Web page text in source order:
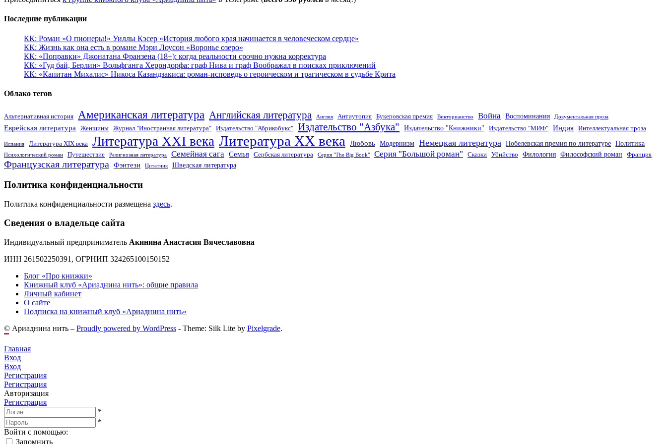
Последние публикации
КК: Роман «О пионеры!» Уиллы Кэсер «История любого края начинается в человеческом сердце»
КК: Жизнь как она есть в романе Мэри Лоусон «Воронье озеро»
КК: «Поправки» Джонатана Франзена (18+): когда реальности срочно нужна корректура
КК: «Гуд бай, Берлин» Вольфганга Херрндорфа: граф Нива и граф Воображал в поисках приключений
КК: «Капитан Михалис» Никоса Казандзакиса: роман-исповедь о героическом и трагическом в судьбе Крита
Облако тегов
Альтернативная история Американская литература Английская литература Англия Антиутопия Букеровская премия Викторианство Война Воспоминания Документальная проза
Еврейская литература Женщины Журнал "Иностранная литература" Издательство "Абрикобукс" Издательство "Азбука" Издательство "Книжники" Издательство "МИФ" Индия Интеллектуальная проза
Испания Литература XIX века Литература XXI века Литература XX века Любовь Модернизм Немецкая литература Нобелевская премия по литературе Политика
Психологический роман Путешествие Религиозная литература Семейная сага Семья Сербская литература Серия "The Big Book" Серия "Большой роман" Сказки Убийство Филология Философский роман Франция
Французская литература Фэнтези Цитатник Шведская литература
Политика конфиденциальности
Политика конфиденциальности размещена здесь.
Сведения о владельце сайта
Индивидуальный предприниматель Акинина Анастасия Вячеславовна
ИНН 261502250391, ОГРНИП 324265100150152
Блог «Про книжки»
Книжный клуб «Ариаднина нить»: общие правила
Личный кабинет
О сайте
Подписка на книжный клуб «Ариаднина нить»
© Ариаднина нить – Proudly powered by WordPress - Theme: Silk Lite by Pixelgrade.
Главная
Вход
Вход
Регистрация
Регистрация
Авторизация
Регистрация
*
*
Войти с помощью:
Запомнить